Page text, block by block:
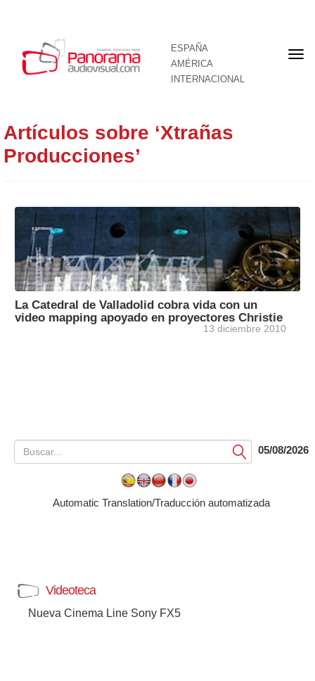
ESPAÑA
AMÉRICA
INTERNACIONAL
Artículos sobre ‘Xtrañas
Producciones’
La Catedral de Valladolid cobra vida con un
video mapping apoyado en proyectores Christie
13 diciembre 2010
Submit05/08/2026
Automatic Translation/Traducción automatizada
Videoteca
Nueva Cinema Line Sony FX5